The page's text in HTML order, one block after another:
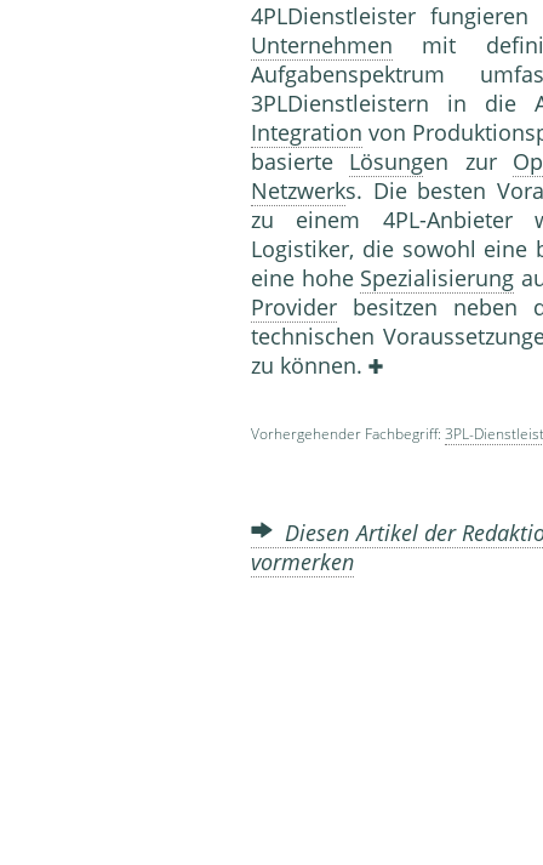
4PLDienstleister
Unternehmen mit
Aufgabenspektrum
3PLDienstleistern in die
Integration von
basierte Lösungen zur
Netzwerks. Die besten
zu einem 4PL-Anbieter
Logistiker, die sowohl eine
eine hohe Spezialisierung
Provider besitzen neben
technischen
zu können.
Vorhergehender Fachbegriff: 3PL-
Diesen Artikel der
vormerken